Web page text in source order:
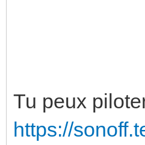
Tu peux
https://